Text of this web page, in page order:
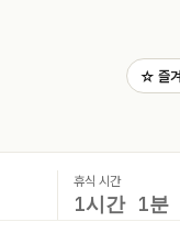
☆ 즐
휴식 시간
1시간 1분